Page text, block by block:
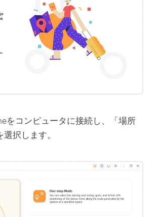
をコンピュータに接続し、「場所
択します。